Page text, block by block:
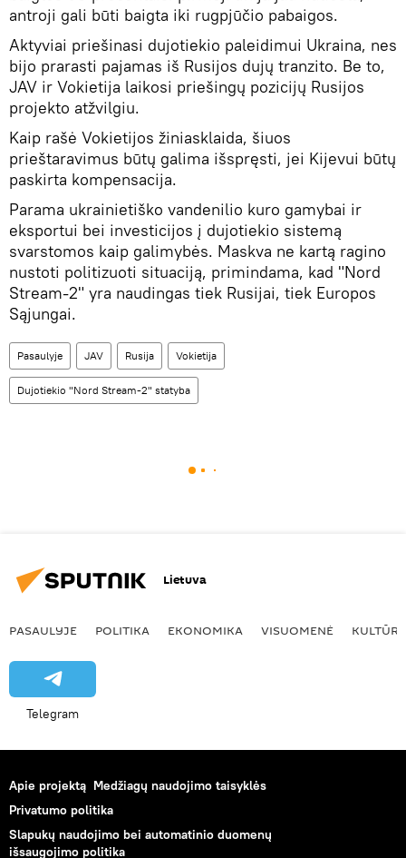
antroji gali būti baigta iki rugpjūčio pabaigos.
Aktyviai priešinasi dujotiekio paleidimui Ukraina, nes
bijo prarasti pajamas iš Rusijos dujų tranzito. Be to,
JAV ir Vokietija laikosi priešingų pozicijų Rusijos
projekto atžvilgiu.
Kaip rašė Vokietijos žiniasklaida, šiuos
prieštaravimus būtų galima išspręsti, jei Kijevui būtų
paskirta kompensacija.
Parama ukrainietiško vandenilio kuro gamybai ir
eksportui bei investicijos į dujotiekio sistemą
svarstomos kaip galimybės. Maskva ne kartą ragino
nustoti politizuoti situaciją, primindama, kad "Nord
Stream-2" yra naudingas tiek Rusijai, tiek Europos
Sąjungai.
Pasaulyje JAV Rusija Vokietija
Dujotiekio "Nord Stream-2" statyba
Lietuva
PASAULYJE POLITIKA EKONOMIKA VISUOMENĖ KULTŪRA
Telegram
Apie projektą Medžiagų naudojimo taisyklės
Privatumo politika
Slapukų naudojimo bei automatinio duomenų
išsaugojimo politika